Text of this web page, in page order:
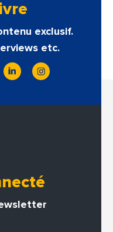
exclusif.
etc.